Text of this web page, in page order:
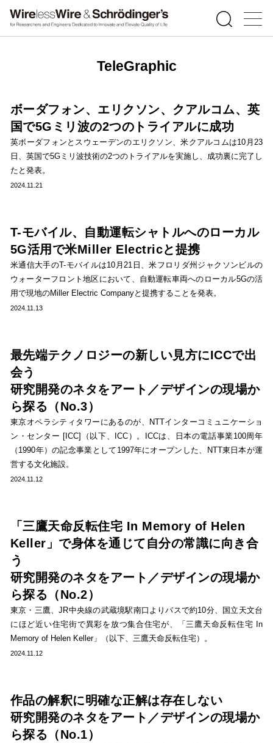
TeleGraphic
ボーダフォン、エリクソン、クアルコム、英
国で5Gミリ波の2つのトライアルに成功
英ボーダフォンとスウェーデンのエリクソン、米クアルコムは10月23
日、英国で5Gミリ波技術の2つのトライアルを実施し、成功裏に完了し
たと発表。
2024.11.21
T-モバイル、自動運転シャトルへのローカル
5G活用で米Miller Electricと提携
米通信大手のT-モバイルは10月21日、米フロリダ州ジャクソンビルの
ウォーターフロント地区において、自動運転車両へのローカル5Gの活
用で現地のMiller Electric Companyと提携することを発表。
2024.11.13
最先端テクノロジーの新しい見方にICCで出
会う
研究開発のネタをアート／デザインの現場か
ら探る（No.3）
東京オペラシティタワーにあるのが、NTTインターコミュニケーショ
ン・センター [ICC]（以下、ICC）。ICCは、日本の電話事業100周年
（1990年）の記念事業として1997年にオープンした、NTT東日本が運
営する文化施設。
2024.11.12
「三鷹天命反転住宅 In Memory of Helen
Keller」で身体を通じて自分の常識に向き合
う
研究開発のネタをアート／デザインの現場か
ら探る（No.2）
東京・三鷹、JR中央線の武蔵境駅南口よりバスで約10分、国立天文台
にほど近い住宅街で異彩を放つ集合住宅が、「三鷹天命反転住宅 In
Memory of Helen Keller」（以下、三鷹天命反転住宅）。
2024.11.12
作品の解釈に明確な正解は存在しない
研究開発のネタをアート／デザインの現場か
ら探る（No.1）